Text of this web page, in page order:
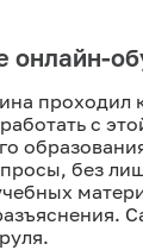
онлайн-
проходил
с
без